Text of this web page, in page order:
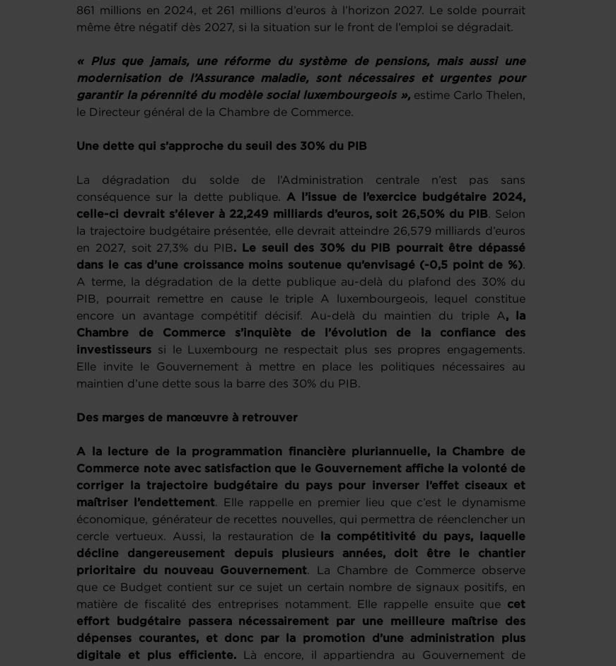
861 millions en 2024, et 261 millions d’euros à l’horizon 2027. Le solde pourrait
même être négatif dès 2027, si la situation sur le front de l’emploi se dégradait.
« Plus que jamais, une réforme du système de pensions, mais aussi une
modernisation de l’Assurance maladie, sont nécessaires et urgentes pour
garantir la pérennité du modèle social luxembourgeois », estime Carlo Thelen,
le Directeur général de la Chambre de Commerce.
Une dette qui s’approche du seuil des 30% du PIB
La dégradation du solde de l’Administration centrale n’est pas sans
conséquence sur la dette publique. A l’issue de l’exercice budgétaire 2024,
celle-ci devrait s’élever à 22,249 milliards d’euros, soit 26,50% du PIB. Selon
la trajectoire budgétaire présentée, elle devrait atteindre 26,579 milliards d’euros
en 2027, soit 27,3% du PIB. Le seuil des 30% du PIB pourrait être dépassé
dans le cas d’une croissance moins soutenue qu’envisagé (-0,5 point de %).
A terme, la dégradation de la dette publique au-delà du plafond des 30% du
PIB, pourrait remettre en cause le triple A luxembourgeois, lequel constitue
encore un avantage compétitif décisif. Au-delà du maintien du triple A , la
Chambre de Commerce s’inquiète de l’évolution de la confiance des
investisseurs si le Luxembourg ne respectait plus ses propres engagements.
Elle invite le Gouvernement à mettre en place les politiques nécessaires au
maintien d’une dette sous la barre des 30% du PIB.
Des marges de manœuvre à retrouver
A la lecture de la programmation financière pluriannuelle, la Chambre de
Commerce note avec satisfaction que le Gouvernement affiche la volonté de
corriger la trajectoire budgétaire du pays pour inverser l’effet ciseaux et
maîtriser l’endettement. Elle rappelle en premier lieu que c’est le dynamisme
économique, générateur de recettes nouvelles, qui permettra de réenclencher un
cercle vertueux. Aussi, la restauration de
la compétitivité du pays, laquelle
décline dangereusement depuis plusieurs années, doit être le chantier
prioritaire du nouveau Gouvernement. La Chambre de Commerce observe
que ce Budget contient sur ce sujet un certain nombre de signaux positifs, en
matière de fiscalité des entreprises notamment. Elle rappelle ensuite que cet
effort budgétaire passera nécessairement par une meilleure maîtrise des
dépenses courantes, et donc par la promotion d’une administration plus
digitale et plus efficiente.
Là encore, il appartiendra au Gouvernement de